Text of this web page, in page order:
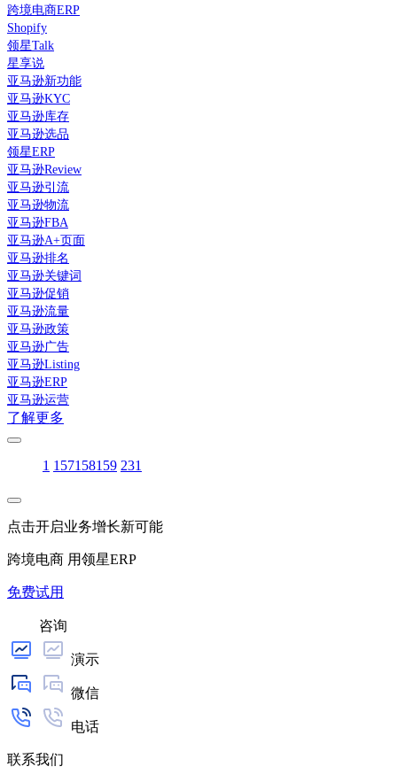
跨境电商ERP
Shopify
领星Talk
星享说
亚马逊新功能
亚马逊KYC
亚马逊库存
亚马逊选品
领星ERP
亚马逊Review
亚马逊引流
亚马逊物流
亚马逊FBA
亚马逊A+页面
亚马逊排名
亚马逊关键词
亚马逊促销
亚马逊流量
亚马逊政策
亚马逊广告
亚马逊Listing
亚马逊ERP
亚马逊运营
了解更多
1 157158159 231
点击开启业务增长新可能
跨境电商 用领星ERP
免费试用
咨询
演示
微信
电话
联系我们